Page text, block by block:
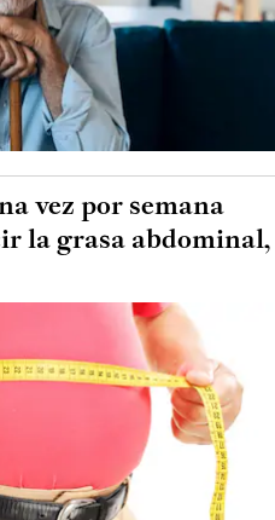
vez por semana
la grasa abdominal,